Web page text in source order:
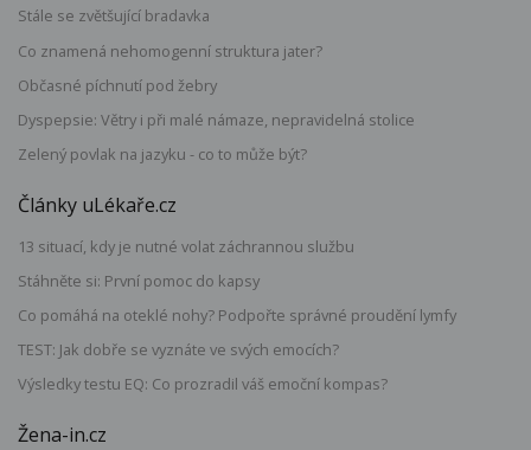
Stále se zvětšující bradavka
Co znamená nehomogenní struktura jater?
Občasné píchnutí pod žebry
Dyspepsie: Větry i při malé námaze, nepravidelná stolice
Zelený povlak na jazyku - co to může být?
Články uLékaře.cz
13 situací, kdy je nutné volat záchrannou službu
Stáhněte si: První pomoc do kapsy
Co pomáhá na oteklé nohy? Podpořte správné proudění lymfy
TEST: Jak dobře se vyznáte ve svých emocích?
Výsledky testu EQ: Co prozradil váš emoční kompas?
Žena-in.cz